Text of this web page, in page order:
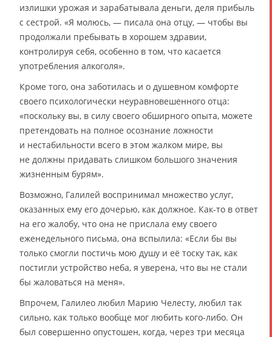
излишки урожая и зарабатывала деньги, деля прибыль
с сестрой. «Я молюсь, — писала она отцу, — чтобы вы
продолжали пребывать в хорошем здравии,
контролируя себя, особенно в том, что касается
употребления алкоголя».
Кроме того, она заботилась и о душевном комфорте
своего психологически неуравновешенного отца:
«поскольку вы, в силу своего обширного опыта, можете
претендовать на полное осознание ложности
и нестабильности всего в этом жалком мире, вы
не должны придавать слишком большого значения
жизненным бурям».
Возможно, Галилей воспринимал множество услуг,
оказанных ему его дочерью, как должное. Как-то в ответ
на его жалобу, что она не прислала ему своего
еженедельного письма, она вспылила: «Если бы вы
только смогли постичь мою душу и её тоску так, как
постигли устройство неба, я уверена, что вы не стали
бы жаловаться на меня».
Впрочем, Галилео любил Марию Челесту, любил так
сильно, как только вообще мог любить кого-либо. Он
был совершенно опустошен, когда, через три месяца